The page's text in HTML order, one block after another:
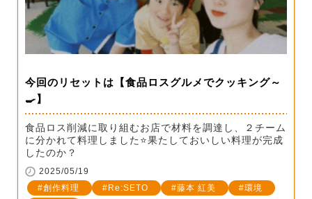
今回のリセットは【食品ロスグルメでクッキング～
🍳】
食品ロス削減に取り組むお店で材料を調達し、２チーム
に分かれて料理しました⭐果たしておいしい料理が完成
したのか？
2025/05/19
創作料理
Re:SETO 藤本 紅美
環境